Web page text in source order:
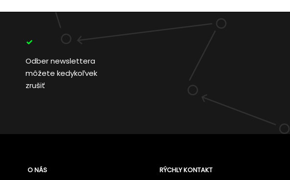
Odber newslettera
môžete kedykoľvek
zrušiť
O NÁS
RÝCHLY KONTAKT